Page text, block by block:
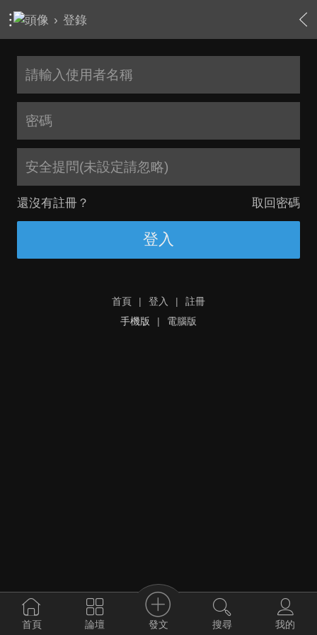
› 登錄
安全提問(未設定請忽略)
還沒有註冊？ 取回密碼
登入
首頁 | 登入 |
註冊
手機版
| 電腦版
首頁 論壇 發文 搜尋 我的